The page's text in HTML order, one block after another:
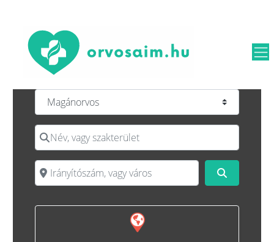
Select search type
Irányítószám, vagy város